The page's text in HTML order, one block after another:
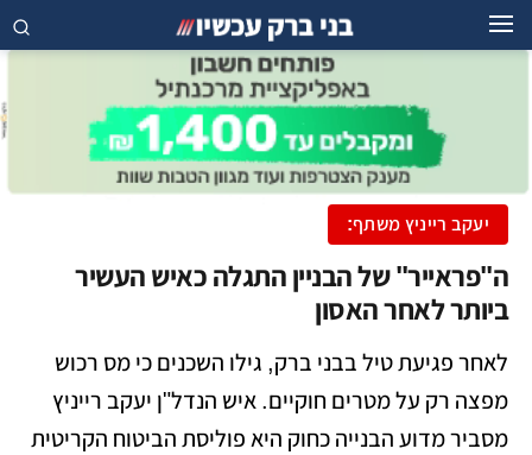
יעקב רייניץ משתף:
ה"פראייר" של הבניין התגלה כאיש העשיר
ביותר לאחר האסון
לאחר פגיעת טיל בבני ברק, גילו השכנים כי מס רכוש
מפצה רק על מטרים חוקיים. איש הנדל"ן יעקב רייניץ
מסביר מדוע הבנייה כחוק היא פוליסת הביטוח הקריטית